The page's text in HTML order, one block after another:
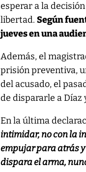
esperar a la
libertad.Según
jueves en una
Además, el
prisión preventiva,
del acusado, el
de dispararle a Díaz
En la última
intimidar, no con la
empujar para atrás y
dispara el arma,